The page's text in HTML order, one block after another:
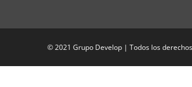
© 2021 Grupo Develop | Todos los